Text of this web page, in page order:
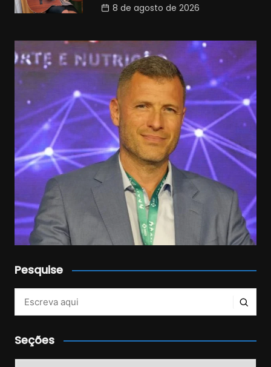
8 de agosto de 2026
Pesquise
Seções